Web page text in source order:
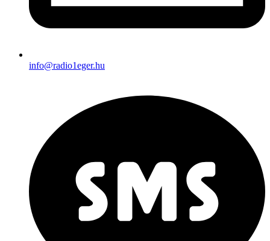
info@radio1eger.hu